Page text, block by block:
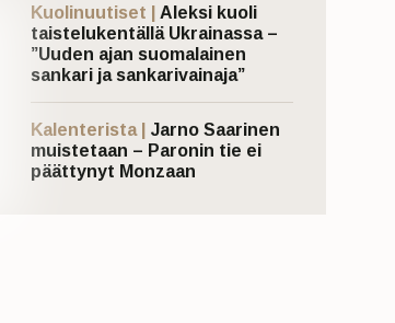
Kuolinuutiset |
Aleksi kuoli
taistelukentällä Ukrainassa –
”Uuden ajan suomalainen
sankari ja sankarivainaja”
Kalenterista |
Jarno Saarinen
muistetaan – Paronin tie ei
päättynyt Monzaan